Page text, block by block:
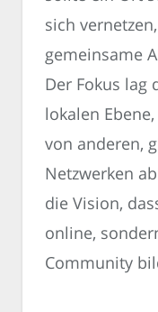
sich
gemeinsame
Der Fokus lag
lokalen
von anderen,
Netzwerken
die Vision,
online,
Community